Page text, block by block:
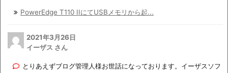
PowerEdge T110 IIにてUSBメモリから起...
2021年3月26日
イーザス さん
とりあえずブログ管理人様お世話になっております。イーザスソフ